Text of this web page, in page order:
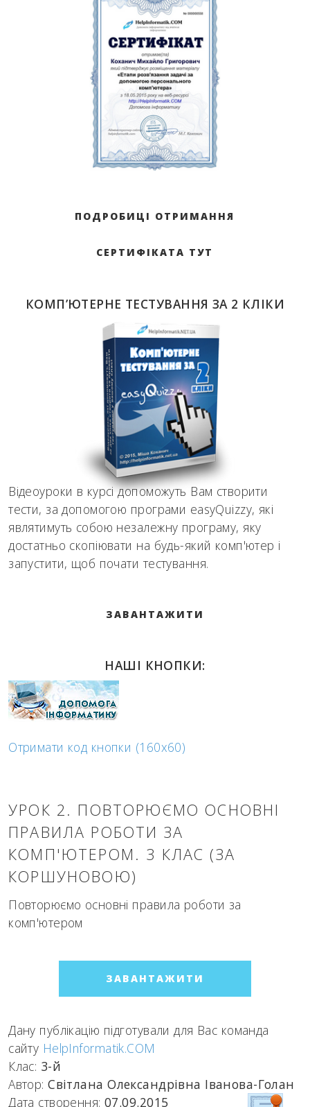
ПОДРОБИЦІ ОТРИМАННЯ
СЕРТИФІКАТА ТУТ
КОМП’ЮТЕРНЕ ТЕСТУВАННЯ ЗА 2 КЛІКИ
Відеоуроки в курсі допоможуть Вам створити
тести, за допомогою програми easyQuizzy, які
являтимуть собою незалежну програму, яку
достатньо скопіювати на будь-який комп'ютер і
запустити, щоб почати тестування.
ЗАВАНТАЖИТИ
НАШІ КНОПКИ:
Отримати код кнопки (160x60)
УРОК 2. ПОВТОРЮЄМО ОСНОВНІ
ПРАВИЛА РОБОТИ ЗА
КОМП'ЮТЕРОМ. 3 КЛАС (ЗА
КОРШУНОВОЮ)
Повторюємо основні правила роботи за
комп'ютером
ЗАВАНТАЖИТИ
Дану публікацію підготували для Вас команда
сайту HelpInformatik.COM
Клас: 3-й
Автор:Світлана Олександрівна Іванова-Голан
Дата створення:07.09.2015